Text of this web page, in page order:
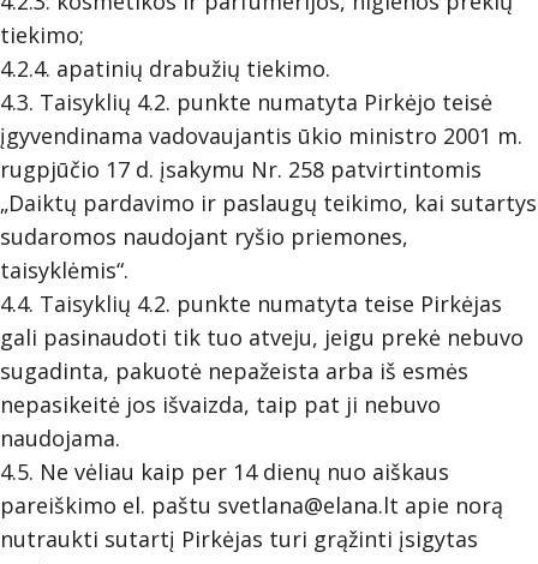
tiekimo;
4.2.4. apatinių drabužių tiekimo.
4.3. Taisyklių 4.2. punkte numatyta Pirkėjo teisė
įgyvendinama vadovaujantis ūkio ministro 2001 m.
rugpjūčio 17 d. įsakymu Nr. 258 patvirtintomis
„Daiktų pardavimo ir paslaugų teikimo, kai sutartys
sudaromos naudojant ryšio priemones,
taisyklėmis“.
4.4. Taisyklių 4.2. punkte numatyta teise Pirkėjas
gali pasinaudoti tik tuo atveju, jeigu prekė nebuvo
sugadinta, pakuotė nepažeista arba iš esmės
nepasikeitė jos išvaizda, taip pat ji nebuvo
naudojama.
4.5. Ne vėliau kaip per 14 dienų nuo aiškaus
pareiškimo el. paštu svetlana@elana.lt apie norą
nutraukti sutartį Pirkėjas turi grąžinti įsigytas